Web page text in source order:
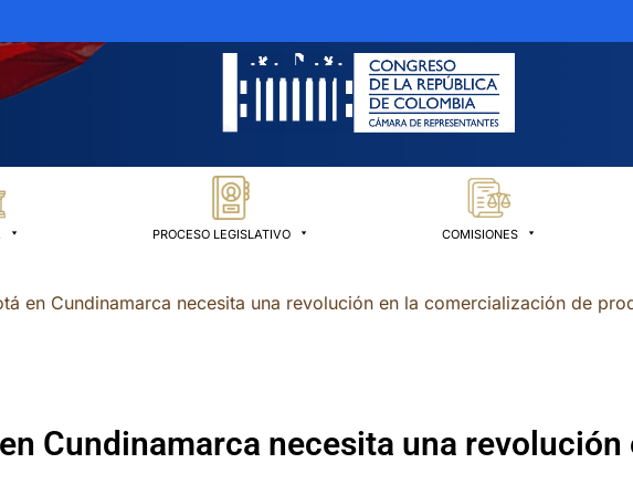
PROCESO LEGISLATIVO COMISIONES
en Cundinamarca necesita una revolución en la comercialización de
Cundinamarca necesita una